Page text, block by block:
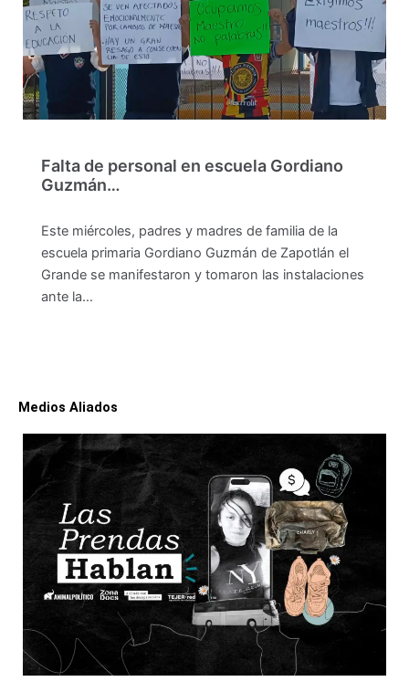
Falta de personal en escuela Gordiano
Guzmán…
Este miércoles, padres y madres de familia de la
escuela primaria Gordiano Guzmán de Zapotlán el
Grande se manifestaron y tomaron las instalaciones
ante la…
Medios Aliados